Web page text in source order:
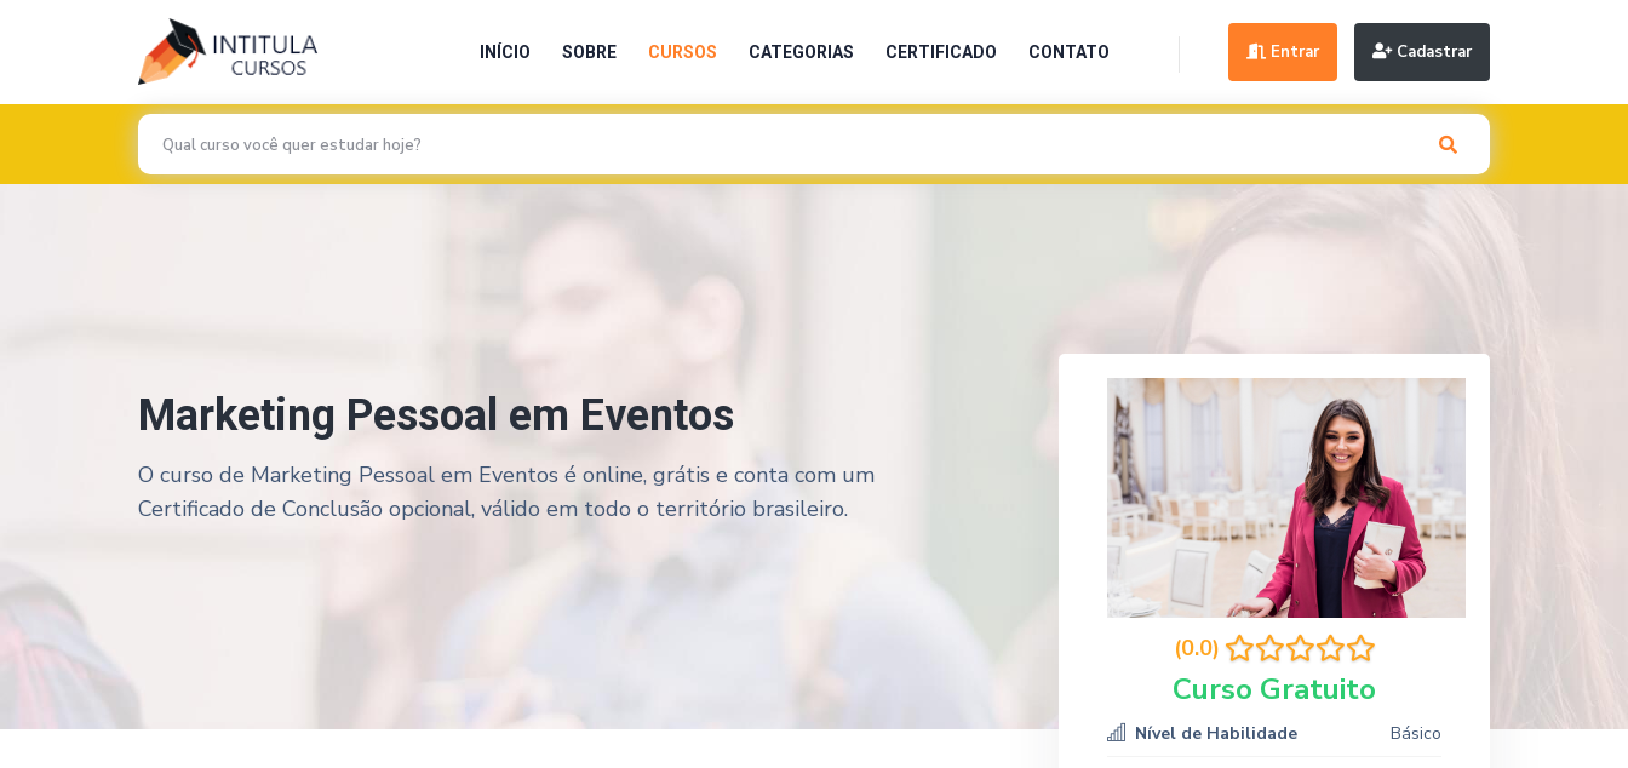
INÍCIO SOBRE CURSOS CATEGORIAS CERTIFICADO CONTATO Entrar Cadastrar
Marketing Pessoal em Eventos
O curso de Marketing Pessoal em Eventos é online, grátis e conta com um
Certificado de Conclusão opcional, válido em todo o território brasileiro.
(0.0)
Curso Gratuito
Nível de Habilidade
Básico